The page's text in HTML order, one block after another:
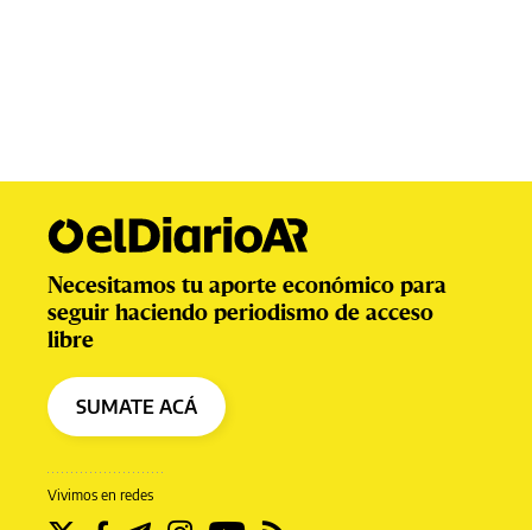
Vivimos en redes
Necesitamos tu aporte económico para
seguir haciendo periodismo de acceso
libre
SUMATE ACÁ